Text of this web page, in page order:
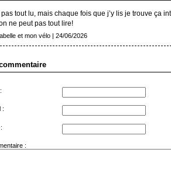
pas tout lu, mais chaque fois que j’y lis je trouve ça
ne peut pas tout lire!
et mon vélo | 24/06/2026
:
: